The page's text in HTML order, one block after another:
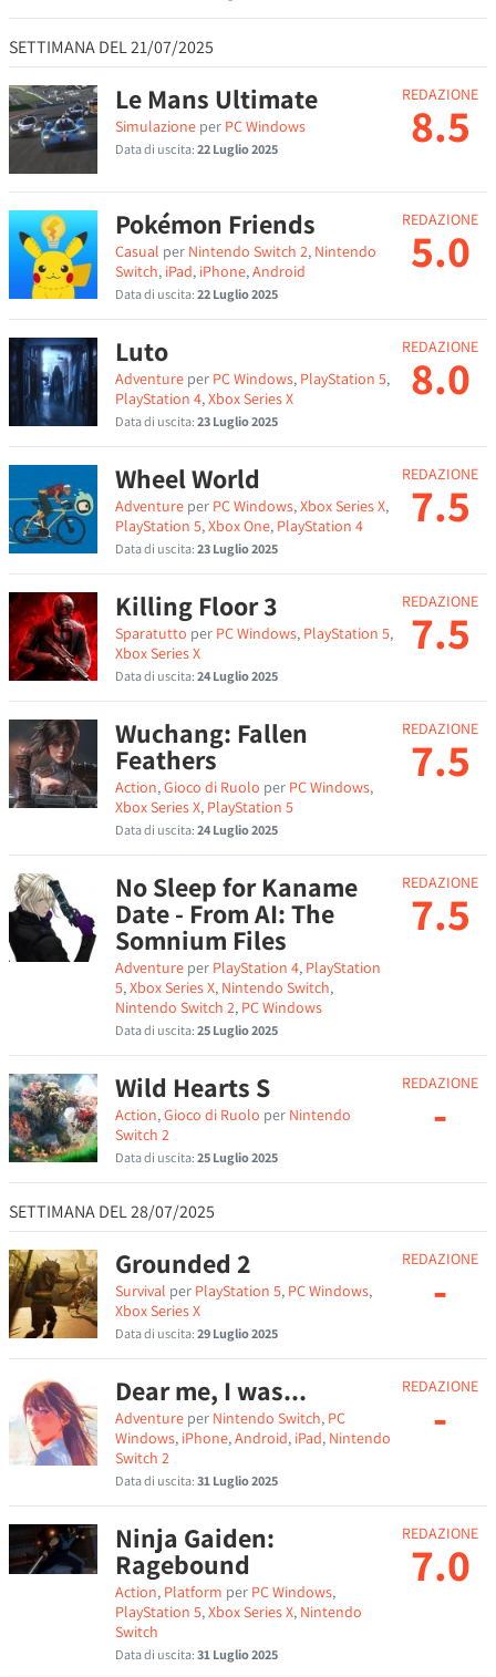
SETTIMANA DEL 21/07/2025
Le Mans Ultimate
Simulazione per PC Windows
Data di uscita:22 Luglio 2025
REDAZIONE
8.5
Pokémon Friends
Casual per Nintendo Switch 2, Nintendo
Switch, iPad, iPhone,Android
Data di uscita:22 Luglio 2025
REDAZIONE
5.0
Luto
Adventure per PC Windows, PlayStation 5,
PlayStation 4,Xbox Series X
Data di uscita:23 Luglio 2025
REDAZIONE
8.0
Wheel World
Adventure per PC Windows,Xbox Series X,
PlayStation 5,Xbox One, PlayStation 4
Data di uscita:23 Luglio 2025
REDAZIONE
7.5
Killing Floor 3
Sparatutto per PC Windows, PlayStation 5,
Xbox Series X
Data di uscita:24 Luglio 2025
REDAZIONE
7.5
Wuchang: Fallen
Feathers
Action,Gioco di Ruolo per PC Windows,
Xbox Series X, PlayStation 5
Data di uscita:24 Luglio 2025
REDAZIONE
7.5
No Sleep for Kaname
Date - From AI: The
Somnium Files
Adventure per PlayStation 4, PlayStation
5,Xbox Series X, Nintendo Switch,
Nintendo Switch 2, PC Windows
Data di uscita:25 Luglio 2025
REDAZIONE
7.5
Wild Hearts S
Action,Gioco di Ruolo per Nintendo
Switch 2
Data di uscita:25 Luglio 2025
REDAZIONE
-
SETTIMANA DEL 28/07/2025
Grounded 2
Survival per PlayStation 5, PC Windows,
Xbox Series X
Data di uscita:29 Luglio 2025
REDAZIONE
-
Dear me, I was...
Adventure per Nintendo Switch, PC
Windows, iPhone,Android, iPad, Nintendo
Switch 2
Data di uscita:31 Luglio 2025
REDAZIONE
-
Ninja Gaiden:
Ragebound
Action, Platform per PC Windows,
PlayStation 5,Xbox Series X, Nintendo
Switch
Data di uscita:31 Luglio 2025
REDAZIONE
7.0